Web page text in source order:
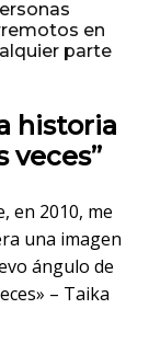
en
parte
historia
veces”
en 2010, me
una imagen
ángulo de
– Taika